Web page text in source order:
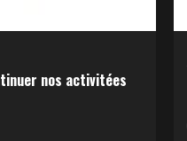
nos activitées